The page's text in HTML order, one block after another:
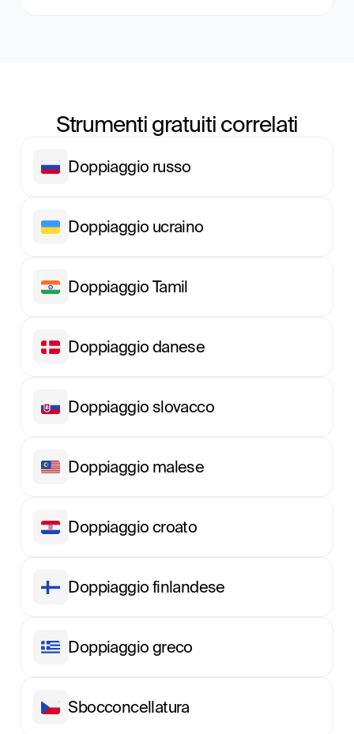
Strumenti gratuiti correlati
Doppiaggio russo
Doppiaggio ucraino
Doppiaggio Tamil
Doppiaggio danese
Doppiaggio slovacco
Doppiaggio malese
Doppiaggio croato
Doppiaggio finlandese
Doppiaggio greco
Sbocconcellatura